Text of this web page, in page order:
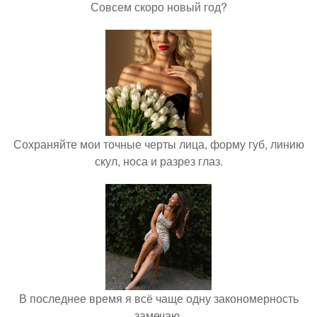
Совсем скоро новый год?
Сохраняйте мои точные черты лица, форму губ, линию
скул, носа и разрез глаз.
В последнее время я всё чаще одну закономерность